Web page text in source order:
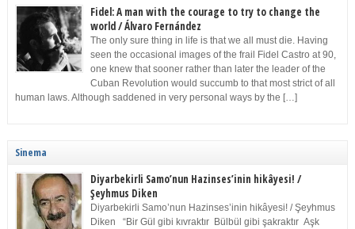
Fidel: A man with the courage to try to change the
world / Álvaro Fernández
The only sure thing in life is that we all must die. Having
seen the occasional images of the frail Fidel Castro at 90,
one knew that sooner rather than later the leader of the
Cuban Revolution would succumb to that most strict of all
human laws. Although saddened in very personal ways by the […]
Sinema
Diyarbekirli Samo’nun Hazinses’inin hikâyesi! /
Şeyhmus Diken
Diyarbekirli Samo’nun Hazinses’inin hikâyesi! / Şeyhmus
Diken “Bir Gül gibi kıvraktır Bülbül gibi şakraktır Aşk